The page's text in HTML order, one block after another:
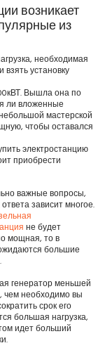
возникает
из
необходимая
установку
Вышла она по
ли вложенные
мастерской
чтобы оставался
электростанцию
приобрести
важные вопросы,
зависит многое.
не будет
мощная, то в
большие
генератор меньшей
чем необходимо вы
срок его
большая нагрузка,
идет больший